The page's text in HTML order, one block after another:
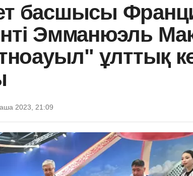
басшысы
Эмманюэль
ұлттық
2023, 21:09